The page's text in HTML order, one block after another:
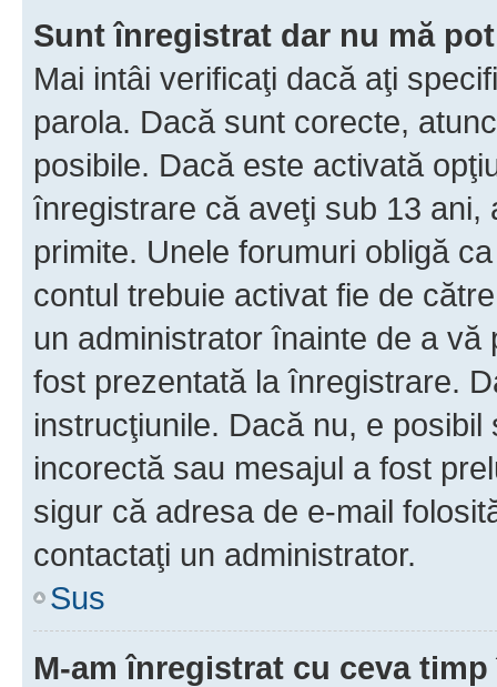
Sunt înregistrat dar nu mă
Mai intâi verificaţi dacă aţi
parola. Dacă sunt corecte,
posibile. Dacă este activată
înregistrare că aveţi sub 13
primite. Unele forumuri obligă
contul trebuie activat fie de
un administrator înainte de a
fost prezentată la înregistrare.
instrucţiunile. Dacă nu, e
incorectă sau mesajul a fost
sigur că adresa de e-mail
contactaţi un administrator.
Sus
M-am înregistrat cu ceva